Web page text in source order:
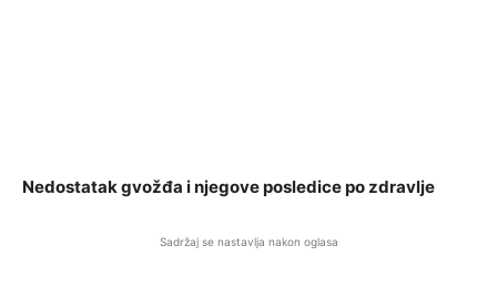
Nedostatak gvožđa i njegove posledice po zdravlje
Sadržaj se nastavlja nakon oglasa